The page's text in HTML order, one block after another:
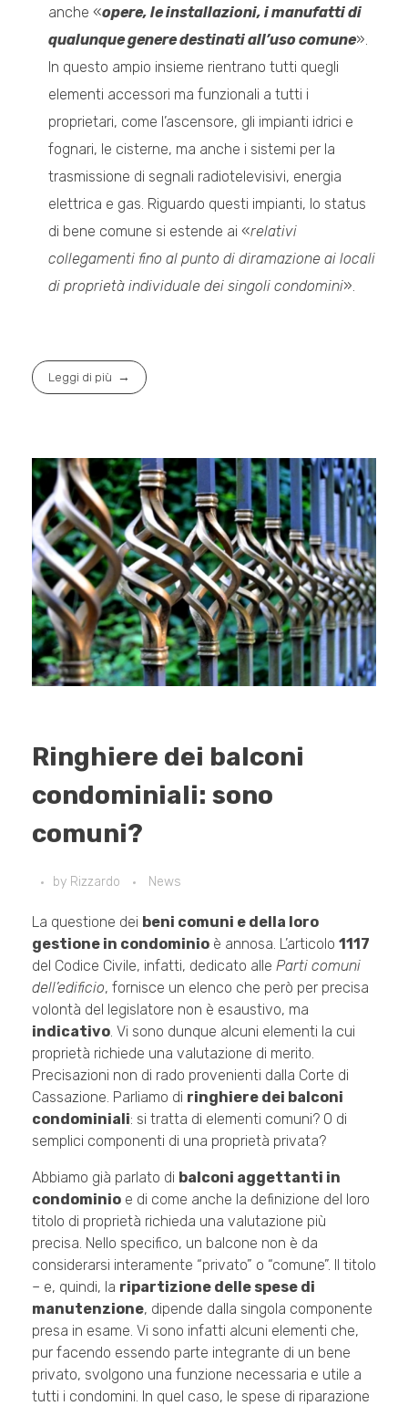
anche «opere, le installazioni, i manufatti di
qualunque genere destinati all’uso comune».
In questo ampio insieme rientrano tutti quegli
elementi accessori ma funzionali a tutti i
proprietari, come l’ascensore, gli impianti idrici e
fognari, le cisterne, ma anche i sistemi per la
trasmissione di segnali radiotelevisivi, energia
elettrica e gas. Riguardo questi impianti, lo status
di bene comune si estende ai «relativi
collegamenti fino al punto di diramazione ai locali
di proprietà individuale dei singoli condomini».
Leggi di più
Ringhiere dei balconi
condominiali: sono
comuni?
by Rizzardo News
La questione dei beni comuni e della loro
gestione in condominio è annosa. L’articolo 1117
del Codice Civile, infatti, dedicato alle Parti comuni
dell’edificio, fornisce un elenco che però per precisa
volontà del legislatore non è esaustivo, ma
indicativo. Vi sono dunque alcuni elementi la cui
proprietà richiede una valutazione di merito.
Precisazioni non di rado provenienti dalla Corte di
Cassazione. Parliamo di ringhiere dei balconi
condominiali: si tratta di elementi comuni? O di
semplici componenti di una proprietà privata?
Abbiamo già parlato di balconi aggettanti in
condominio e di come anche la definizione del loro
titolo di proprietà richieda una valutazione più
precisa. Nello specifico, un balcone non è da
considerarsi interamente “privato” o “comune”. Il titolo
– e, quindi, la ripartizione delle spese di
manutenzione, dipende dalla singola componente
presa in esame. Vi sono infatti alcuni elementi che,
pur facendo essendo parte integrante di un bene
privato, svolgono una funzione necessaria e utile a
tutti i condomini. In quel caso, le spese di riparazione